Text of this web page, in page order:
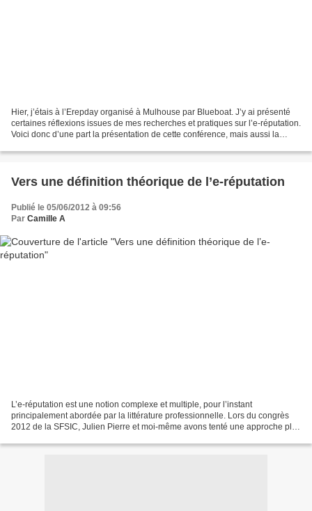
Hier, j’étais à l’Erepday organisé à Mulhouse par Blueboat. J’y ai présenté
certaines réflexions issues de mes recherches et pratiques sur l’e-réputation.
Voici donc d’une part la présentation de cette conférence, mais aussi la
Vers une définition théorique de l’e-réputation
Publié le 05/06/2012 à 09:56
Par Camille A
L’e-réputation est une notion complexe et multiple, pour l’instant
principalement abordée par la littérature professionnelle. Lors du congrès
2012 de la SFSIC, Julien Pierre et moi-même avons tenté une approche plus